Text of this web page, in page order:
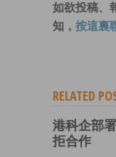
如欲投稿、
知， 按這裏
RELATED
港科企部
拒合作